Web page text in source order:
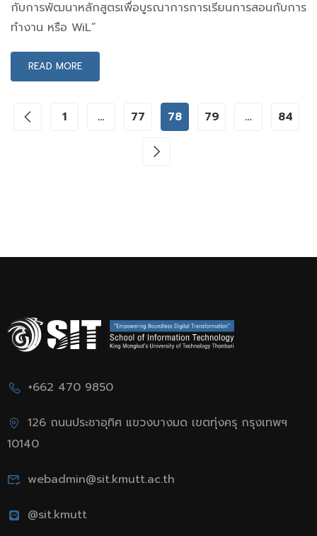
กับการพัฒนาหลักสูตรเพื่อบูรณาการการเรียนการสอนกับการ
ทำงาน หรือ WiL”
READ MORE
1 … 77 78 79 … 84
+662 470 9850
126 ถนนประชาอุทิศ แขวงบางมด เขตทุ่งครุ กรุงเทพฯ
10140
webadmin@sit.kmutt.ac.th
@sit.kmutt